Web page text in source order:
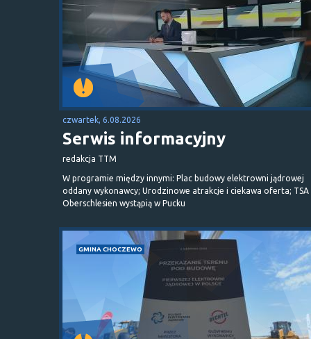
czwartek, 6.08.2026
Serwis informacyjny
redakcja TTM
W programie między innymi: Plac budowy elektrowni jądrowej
oddany wykonawcy; Urodzinowe atrakcje i ciekawa oferta; TSA
Oberschlesien wystąpią w Pucku
GMINA CHOCZEWO